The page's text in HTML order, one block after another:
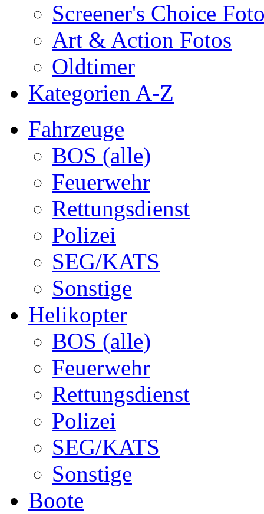
Screener's Choice
Art & Action Fotos
Oldtimer
Kategorien A-Z
Fahrzeuge
BOS (alle)
Feuerwehr
Rettungsdienst
Polizei
SEG/KATS
Sonstige
Helikopter
BOS (alle)
Feuerwehr
Rettungsdienst
Polizei
SEG/KATS
Sonstige
Boote